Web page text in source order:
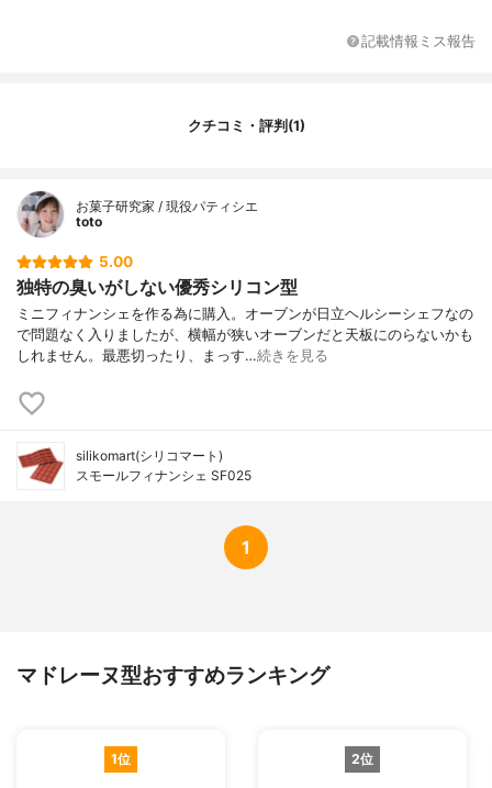
記載情報ミス報告
クチコミ・評判(1)
お菓子研究家 / 現役パティシエ
toto
5.00
独特の臭いがしない優秀シリコン型
ミニフィナンシェを作る為に購入。オーブンが日立ヘルシーシェフなの
で問題なく入りましたが、横幅が狭いオーブンだと天板にのらないかも
しれません。最悪切ったり、まっす…続きを見る
silikomart(シリコマート)
スモールフィナンシェ SF025
1
マドレーヌ型おすすめランキング
1位 2位